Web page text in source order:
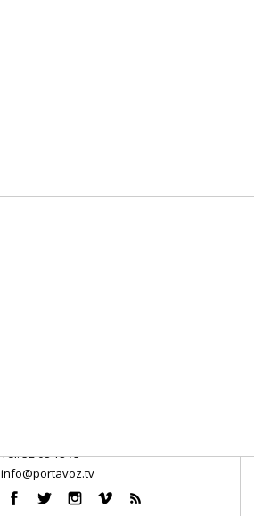
Tel: 52 08 18 75
info@portavoz.tv